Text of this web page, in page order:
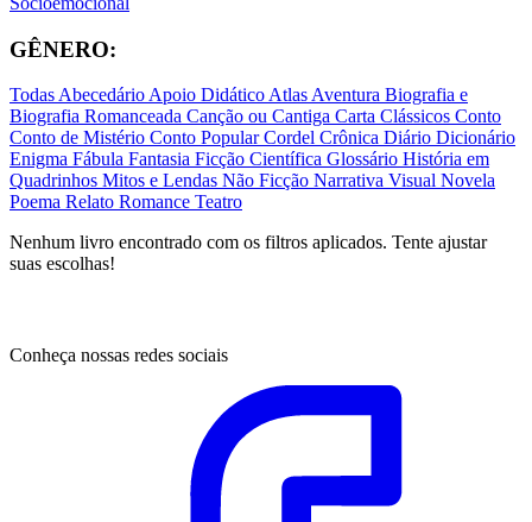
GÊNERO:
TodasAbecedárioApoio DidáticoAtlasAventura Biografia e
Biografia Romanceada Canção ou Cantiga Carta Clássicos Conto
Conto de Mistério Conto PopularCordel Crônica Diário Dicionário
Enigma Fábula Fantasia Ficção Científica Glossário História em
Quadrinhos Mitos e Lendas Não Ficção Narrativa Visual Novela
Poema Relato Romance Teatro
Nenhum livro encontrado com os filtros aplicados. Tente ajustar
suas escolhas!
Conheça nossas redes sociais